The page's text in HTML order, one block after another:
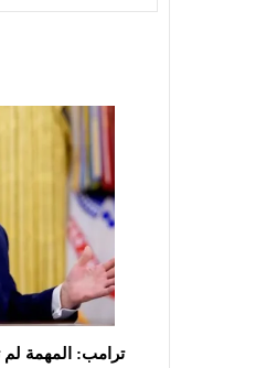
ترامب: المهمة لم